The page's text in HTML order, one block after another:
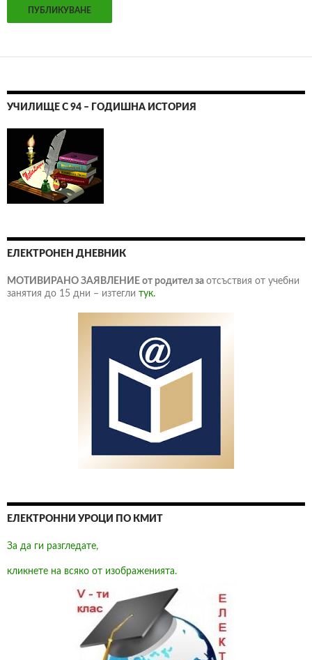
УЧИЛИЩЕ С 94 – ГОДИШНА ИСТОРИЯ
ЕЛЕКТРОНЕН ДНЕВНИК
МОТИВИРАНО ЗАЯВЛЕНИЕ от родител за отсъствия от учебни
занятия до 15 дни – изтегли тук.
ЕЛЕКТРОННИ УРОЦИ ПО КМИТ
За да ги разгледате,
кликнете на всяко от изображенията.